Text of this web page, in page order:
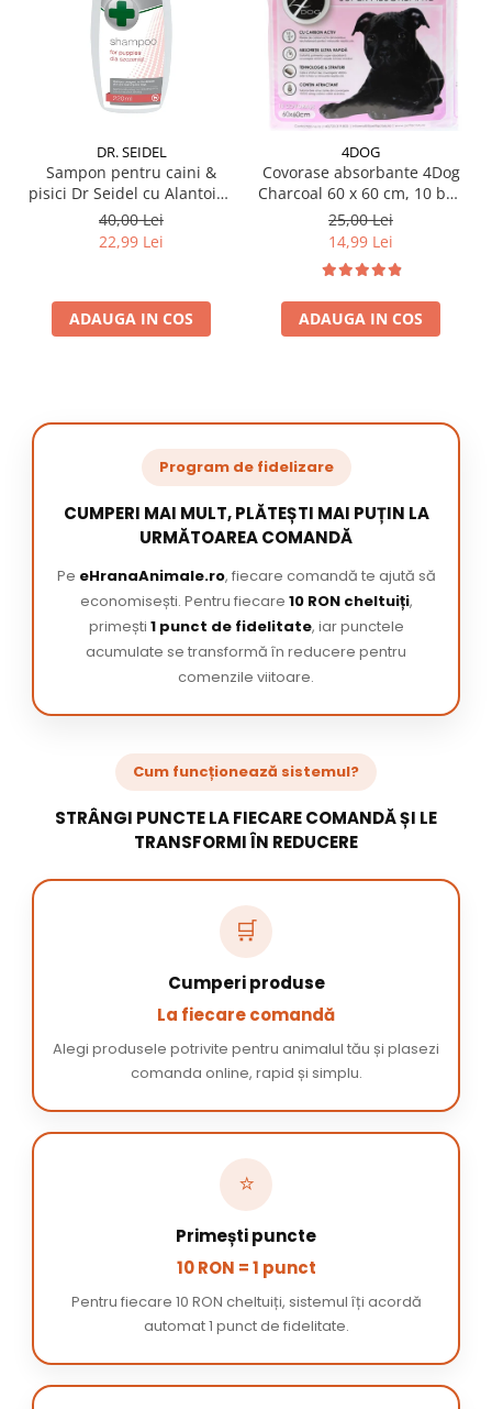
DR. SEIDEL
Sampon pentru caini &
pisici Dr Seidel cu Alantoina
220 ml
40,00 Lei
22,99 Lei
ADAUGA IN COS
4DOG
Covorase absorbante 4Dog
Charcoal 60 x 60 cm, 10 buc
/ pachet
25,00 Lei
14,99 Lei
ADAUGA IN COS
Program de fidelizare
CUMPERI MAI MULT, PLĂTEȘTI MAI PUȚIN LA
URMĂTOAREA COMANDĂ
Pe eHranaAnimale.ro, fiecare comandă te ajută să
economisești. Pentru fiecare 10 RON cheltuiți,
primești 1 punct de fidelitate, iar punctele
acumulate se transformă în reducere pentru
comenzile viitoare.
Cum funcționează sistemul?
STRÂNGI PUNCTE LA FIECARE COMANDĂ ȘI LE
TRANSFORMI ÎN REDUCERE
🛒
Cumperi produse
La fiecare comandă
Alegi produsele potrivite pentru animalul tău și plasezi
comanda online, rapid și simplu.
⭐
Primești puncte
10 RON = 1 punct
Pentru fiecare 10 RON cheltuiți, sistemul îți acordă
automat 1 punct de fidelitate.